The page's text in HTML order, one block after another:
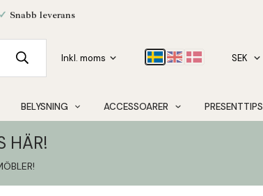
✓ Snabb leverans
BELYSNING ACCESSOARER PRESENTTIPS
HÄR!
!